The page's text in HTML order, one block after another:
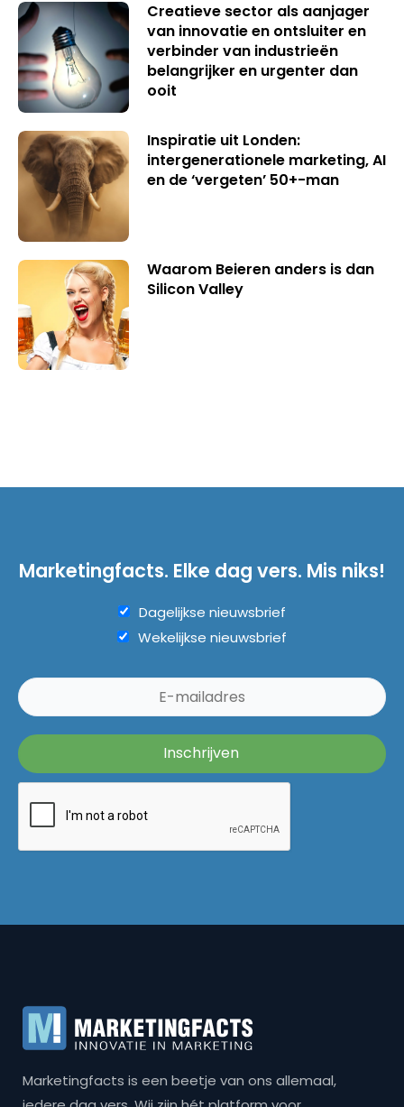
Creatieve sector als aanjager
van innovatie en ontsluiter en
verbinder van industrieën
belangrijker en urgenter dan
ooit
Inspiratie uit Londen:
intergenerationele marketing, AI
en de ‘vergeten’ 50+-man
Waarom Beieren anders is dan
Silicon Valley
Marketingfacts. Elke dag vers. Mis niks!
Dagelijkse nieuwsbrief
Wekelijkse nieuwsbrief
Marketingfacts is een beetje van ons allemaal,